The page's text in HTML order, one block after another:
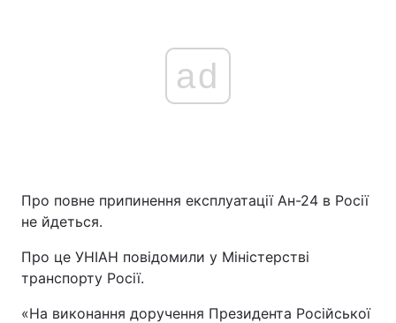
ad
Про повне припинення експлуатації Ан-24 в Росії
не йдеться.
Про це УНІАН повідомили у Міністерстві
транспорту Росії.
«На виконання доручення Президента Російської